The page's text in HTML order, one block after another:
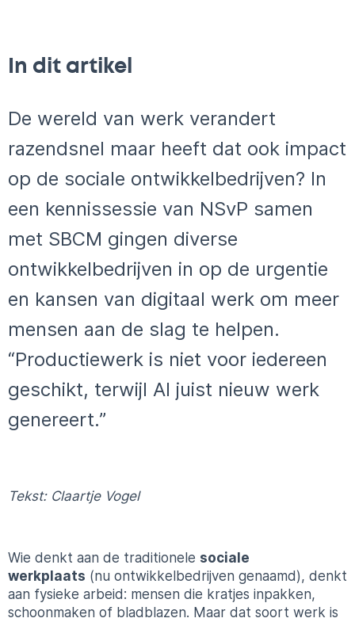
In dit artikel
De wereld van werk verandert
razendsnel maar heeft dat ook impact
op de sociale ontwikkelbedrijven? In
een kennissessie van NSvP samen
met SBCM gingen diverse
ontwikkelbedrijven in op de urgentie
en kansen van digitaal werk om meer
mensen aan de slag te helpen.
“Productiewerk is niet voor iedereen
geschikt, terwijl AI juist nieuw werk
genereert.”
Tekst: Claartje Vogel
Wie denkt aan de traditionele sociale
werkplaats (nu ontwikkelbedrijven genaamd), denkt
aan fysieke arbeid: mensen die kratjes inpakken,
schoonmaken of bladblazen. Maar dat soort werk is